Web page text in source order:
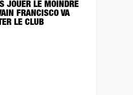
JOUER LE MOINDRE
FRANCISCO VA
LE CLUB